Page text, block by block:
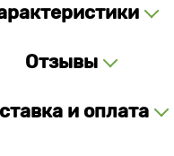
Отзывы
и оплата